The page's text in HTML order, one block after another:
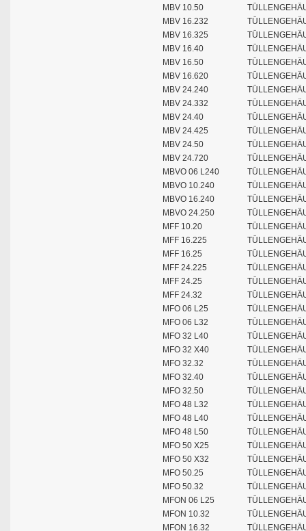
MBV 10.50
MBV 16.232
MBV 16.325
MBV 16.40
MBV 16.50
MBV 16.620
MBV 24.240
MBV 24.332
MBV 24.40
MBV 24.425
MBV 24.50
MBV 24.720
MBVO 06 L240
MBVO 10.240
MBVO 16.240
MBVO 24.250
MFF 10.20
MFF 16.225
MFF 16.25
MFF 24.225
MFF 24.25
MFF 24.32
MFO 06 L25
MFO 06 L32
MFO 32 L40
MFO 32 X40
MFO 32.32
MFO 32.40
MFO 32.50
MFO 48 L32
MFO 48 L40
MFO 48 L50
MFO 50 X25
MFO 50 X32
MFO 50.25
MFO 50.32
MFON 06 L25
MFON 10.32
MFON 16.32